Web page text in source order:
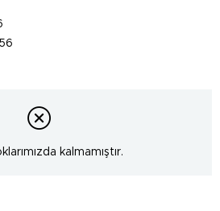
kalmamıştır.